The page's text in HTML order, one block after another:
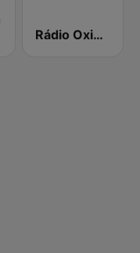
Rádio Oxigénio